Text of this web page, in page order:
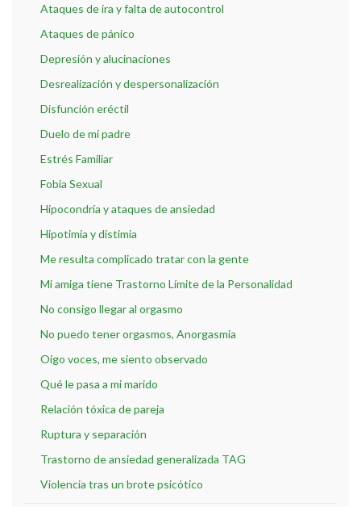
Ataques de ira y falta de autocontrol
Ataques de pánico
Depresión y alucinaciones
Desrealización y despersonalización
Disfunción eréctil
Duelo de mi padre
Estrés Familiar
Fobia Sexual
Hipocondría y ataques de ansiedad
Hipotimia y distimia
Me resulta complicado tratar con la gente
Mi amiga tiene Trastorno Límite de la Personalidad
No consigo llegar al orgasmo
No puedo tener orgasmos, Anorgasmia
Oigo voces, me siento observado
Qué le pasa a mi marido
Relación tóxica de pareja
Ruptura y separación
Trastorno de ansiedad generalizada TAG
Violencia tras un brote psicótico